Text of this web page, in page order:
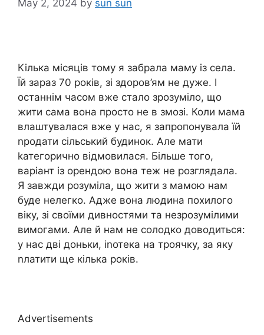
May 2, 2024 by sun sun
Кілька місяців тому я забрала маму із села.
Їй зараз 70 років, зі здоров’ям не дуже. І
останнім часом вже стало зрозуміло, що
жити сама вона просто не в змозі. Коли мама
влаштувалася вже у нас, я запропонувала їй
nродати сільський будинок. Але мати
kатегорично відмовилася. Більше того,
варіант із орендою вона теж не розглядала.
Я завжди розуміла, що жити з мамою нам
буде нелегко. Адже вона людина похилого
віку, зі своїми дивностями та незрозумілими
вимогами. Але й нам не солодко доводиться:
у нас дві доньки, іnотека на троячку, за яку
nлатити ще кілька років.
Advertisements